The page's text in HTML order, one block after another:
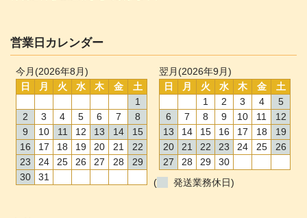
営業日カレンダー
今月(2026年8月)
日
月 火 水 木 金
土
1
2
3 4 5 6 7
8
9
10 11 12 13 14
15
16
17 18 19 20 21
22
23
24 25 26 27 28
29
30
31
翌月(2026年9月)
日
月 火 水 木 金
土
1
2 3 4
5
6
7 8 9 10 11
12
13
14 15 16 17 18
19
20
21 22 23 24 25
26
27
28 29
30
(
発送業務休日)